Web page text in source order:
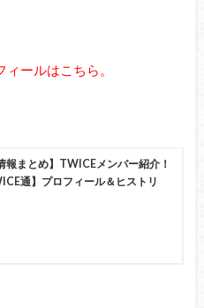
ールはこちら。
報まとめ】TWICEメンバー紹介！
通】プロフィール＆ヒストリ